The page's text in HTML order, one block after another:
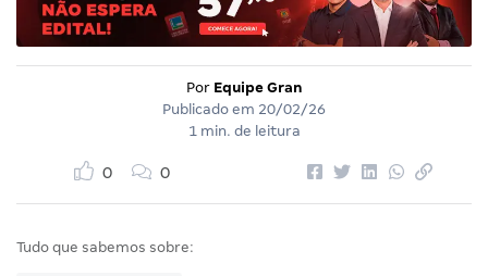
Por Equipe Gran
Publicado em 20/02/26
1 min. de leitura
0 0
Tudo que sabemos sobre: